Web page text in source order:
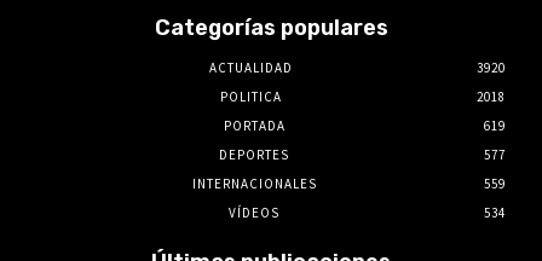
Categorías populares
ACTUALIDAD
3920
POLITICA
2018
PORTADA
619
DEPORTES
577
INTERNACIONALES
559
VÍDEOS
534